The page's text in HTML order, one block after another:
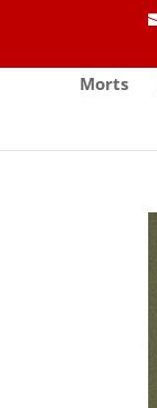
Morts